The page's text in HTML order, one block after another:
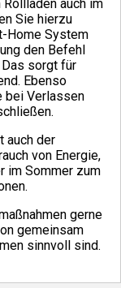
auch im
Sie hierzu
Home System
den Befehl
sorgt für
Ebenso
bei Verlassen
auch der
von Energie,
im Sommer zum
gerne
gemeinsam
sinnvoll sind.